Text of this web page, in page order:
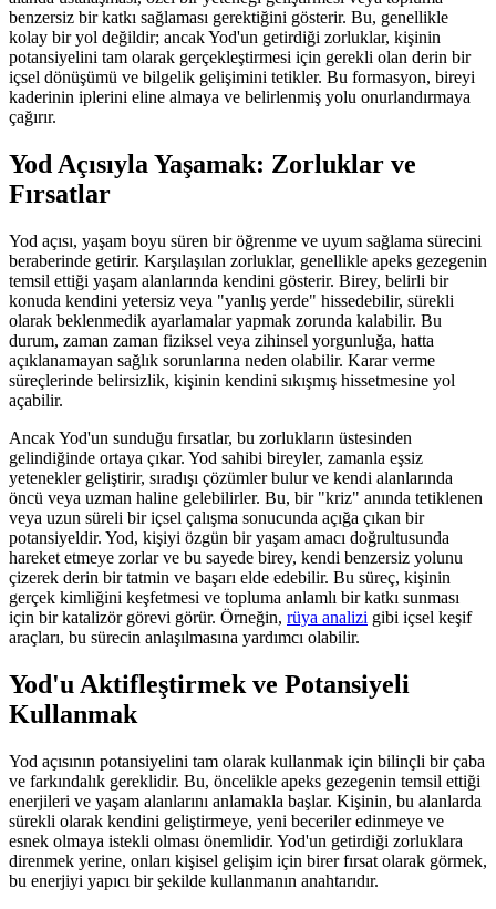
benzersiz bir katkı sağlaması gerektiğini gösterir. Bu, genellikle
kolay bir yol değildir; ancak Yod'un getirdiği zorluklar, kişinin
potansiyelini tam olarak gerçekleştirmesi için gerekli olan derin bir
içsel dönüşümü ve bilgelik gelişimini tetikler. Bu formasyon, bireyi
kaderinin iplerini eline almaya ve belirlenmiş yolu onurlandırmaya
çağırır.
Yod Açısıyla Yaşamak: Zorluklar ve
Fırsatlar
Yod açısı, yaşam boyu süren bir öğrenme ve uyum sağlama sürecini
beraberinde getirir. Karşılaşılan zorluklar, genellikle apeks gezegenin
temsil ettiği yaşam alanlarında kendini gösterir. Birey, belirli bir
konuda kendini yetersiz veya "yanlış yerde" hissedebilir, sürekli
olarak beklenmedik ayarlamalar yapmak zorunda kalabilir. Bu
durum, zaman zaman fiziksel veya zihinsel yorgunluğa, hatta
açıklanamayan sağlık sorunlarına neden olabilir. Karar verme
süreçlerinde belirsizlik, kişinin kendini sıkışmış hissetmesine yol
açabilir.
Ancak Yod'un sunduğu fırsatlar, bu zorlukların üstesinden
gelindiğinde ortaya çıkar. Yod sahibi bireyler, zamanla eşsiz
yetenekler geliştirir, sıradışı çözümler bulur ve kendi alanlarında
öncü veya uzman haline gelebilirler. Bu, bir "kriz" anında tetiklenen
veya uzun süreli bir içsel çalışma sonucunda açığa çıkan bir
potansiyeldir. Yod, kişiyi özgün bir yaşam amacı doğrultusunda
hareket etmeye zorlar ve bu sayede birey, kendi benzersiz yolunu
çizerek derin bir tatmin ve başarı elde edebilir. Bu süreç, kişinin
gerçek kimliğini keşfetmesi ve topluma anlamlı bir katkı sunması
için bir katalizör görevi görür. Örneğin, rüya analizi gibi içsel keşif
araçları, bu sürecin anlaşılmasına yardımcı olabilir.
Yod'u Aktifleştirmek ve Potansiyeli
Kullanmak
Yod açısının potansiyelini tam olarak kullanmak için bilinçli bir çaba
ve farkındalık gereklidir. Bu, öncelikle apeks gezegenin temsil ettiği
enerjileri ve yaşam alanlarını anlamakla başlar. Kişinin, bu alanlarda
sürekli olarak kendini geliştirmeye, yeni beceriler edinmeye ve
esnek olmaya istekli olması önemlidir. Yod'un getirdiği zorluklara
direnmek yerine, onları kişisel gelişim için birer fırsat olarak görmek,
bu enerjiyi yapıcı bir şekilde kullanmanın anahtarıdır.